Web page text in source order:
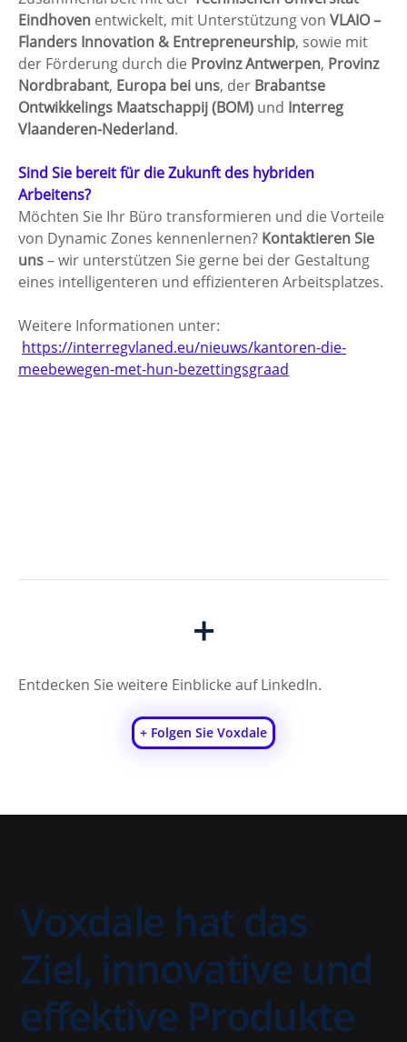
Eindhoven entwickelt, mit Unterstützung von VLAIO –
Flanders Innovation & Entrepreneurship, sowie mit
der Förderung durch die Provinz Antwerpen, Provinz
Nordbrabant, Europa bei uns, der Brabantse
Ontwikkelings Maatschappij (BOM) und Interreg
Vlaanderen-Nederland.
Sind Sie bereit für die Zukunft des hybriden
Arbeitens?
Möchten Sie Ihr Büro transformieren und die Vorteile
von Dynamic Zones kennenlernen? Kontaktieren Sie
uns – wir unterstützen Sie gerne bei der Gestaltung
eines intelligenteren und effizienteren Arbeitsplatzes.
Weitere Informationen unter:
https://interregvlaned.eu/nieuws/kantoren-die-
meebewegen-met-hun-bezettingsgraad
Entdecken Sie weitere Einblicke auf LinkedIn.
+ Folgen Sie Voxdale
+
Voxdale hat das
Ziel, innovative und
effektive Produkte